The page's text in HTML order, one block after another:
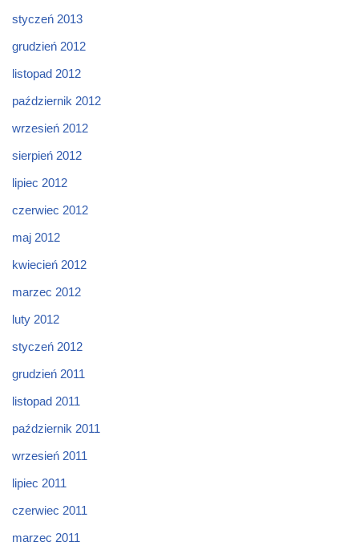
styczeń 2013
grudzień 2012
listopad 2012
październik 2012
wrzesień 2012
sierpień 2012
lipiec 2012
czerwiec 2012
maj 2012
kwiecień 2012
marzec 2012
luty 2012
styczeń 2012
grudzień 2011
listopad 2011
październik 2011
wrzesień 2011
lipiec 2011
czerwiec 2011
marzec 2011